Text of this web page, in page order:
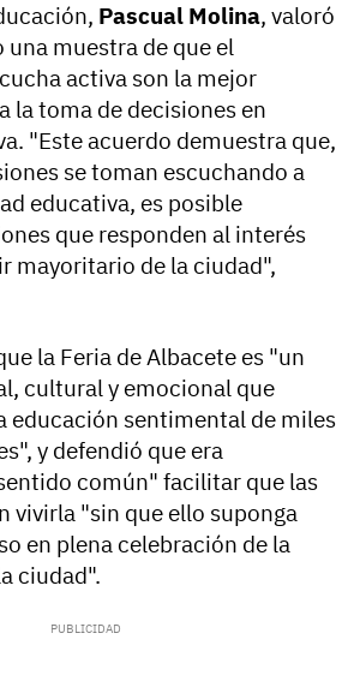
Pascual Molina, valoró
una muestra de que el
activa son la mejor
la toma de decisiones en
"Este acuerdo demuestra que,
se toman escuchando a
educativa, es posible
que responden al interés
mayoritario de la ciudad",
la Feria de Albacete es "un
cultural y emocional que
educación sentimental de miles
y defendió que era
común" facilitar que las
vivirla "sin que ello suponga
en plena celebración de la
ciudad".